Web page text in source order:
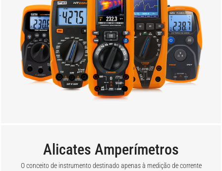
Alicates Amperímetros
O conceito de instrumento destinado apenas à medição de corrente